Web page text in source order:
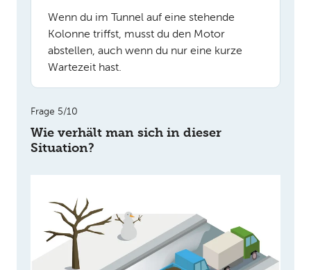
Wenn du im Tunnel auf eine stehende
Kolonne triffst, musst du den Motor
abstellen, auch wenn du nur eine kurze
Wartezeit hast.
Frage 5/10
Wie verhält man sich in dieser
Situation?